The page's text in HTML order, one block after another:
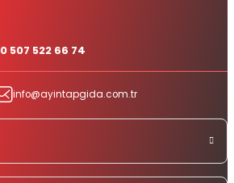
0 507 522 66 74
info@ayintapgida.com.tr